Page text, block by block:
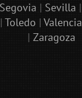
Segovia | Sevilla |
Toledo | Valencia
| Zaragoza